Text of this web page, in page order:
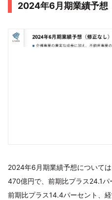
2024年6月期業績予想
2024年6月期業績予想について
470億円で、前期比プラス24.1パ
前期比プラス14.4パーセント、